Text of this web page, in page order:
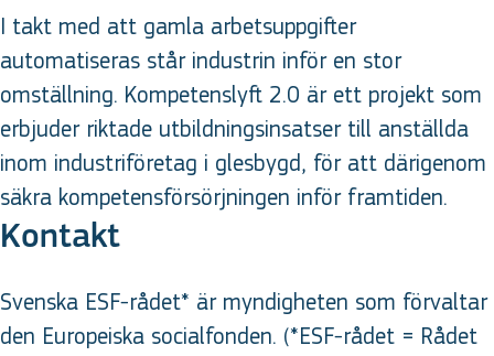
I takt med att gamla arbetsuppgifter
automatiseras står industrin inför en stor
omställning. Kompetenslyft 2.0 är ett projekt som
erbjuder riktade utbildningsinsatser till anställda
inom industriföretag i glesbygd, för att därigenom
säkra kompetensförsörjningen inför framtiden.
Kontakt
Svenska ESF-rådet* är myndigheten som förvaltar
den Europeiska socialfonden. (*ESF-rådet = Rådet